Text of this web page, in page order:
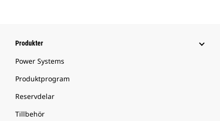
Produkter
Power Systems
Produktprogram
Reservdelar
Tillbehör